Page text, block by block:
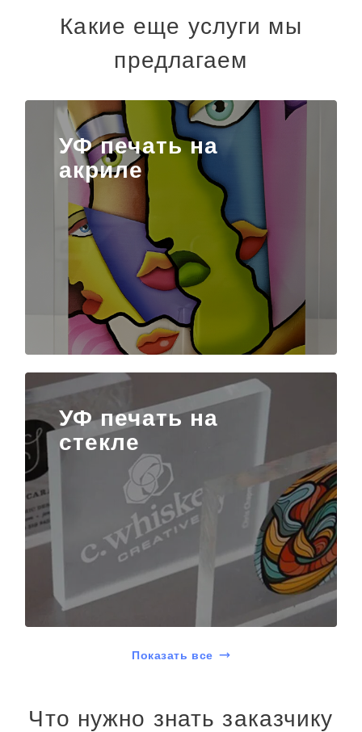
Какие еще услуги мы
предлагаем
УФ печать на
акриле
УФ печать на
стекле
Показать все
Что нужно знать заказчику